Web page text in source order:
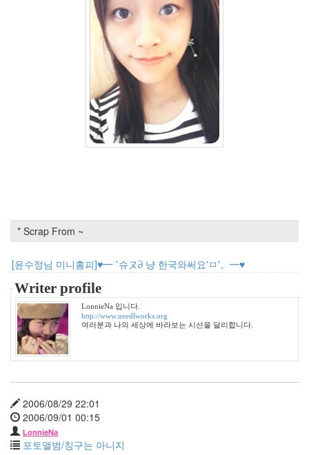
* Scrap From ~
[윤수정님 미니홈피]♥━ ˚슈ヌ∂ 냥 한국와써요'ㅁ'。━♥
Writer profile
LonnieNa 입니다.
http://www.needlworks.org
여러분과 나의 세상에 바라보는 시선을 달리합니다.
2006/08/29 22:01
2006/09/01 00:15
LonnieNa
포토앨범/칭구는 아니지
2006
년
2006
년
1
월
42
2006
년
2
2006
년
3
월